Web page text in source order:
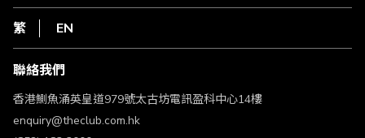
HKT
私隱聲明
使用條款
條款及細則
不歧視及不騷擾聲明
認可牌照及通告
繁 EN
聯絡我們
香港鰂魚涌英皇道979號太古坊電訊盈科中心14樓
enquiry@theclub.com.hk